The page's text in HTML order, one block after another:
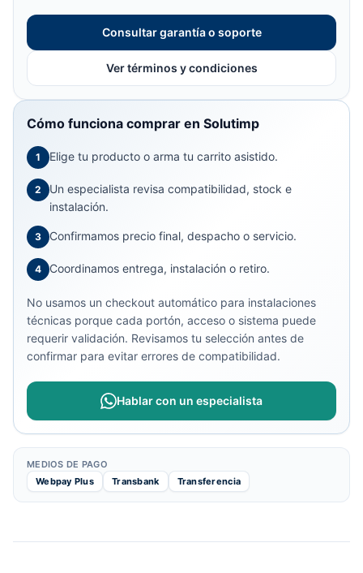
Consultar garantía o soporte
Ver términos y condiciones
Cómo funciona comprar en Solutimp
1 Elige tu producto o arma tu carrito asistido.
2
Un especialista revisa compatibilidad, stock e
instalación.
3 Confirmamos precio final, despacho o servicio.
4 Coordinamos entrega, instalación o retiro.
No usamos un checkout automático para instalaciones
técnicas porque cada portón, acceso o sistema puede
requerir validación. Revisamos tu selección antes de
confirmar para evitar errores de compatibilidad.
Hablar con un especialista
MEDIOS DE PAGO
Webpay Plus
Transbank Transferencia